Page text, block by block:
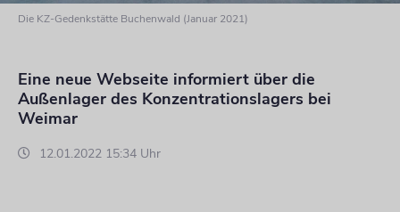
Die KZ-Gedenkstätte Buchenwald (Januar 2021)
Eine neue Webseite informiert über die
Außenlager des Konzentrationslagers bei
Weimar
12.01.2022 15:34 Uhr